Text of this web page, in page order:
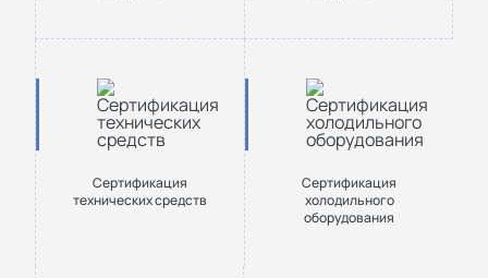
Сертификация
технических средств
Сертификация
холодильного
оборудования